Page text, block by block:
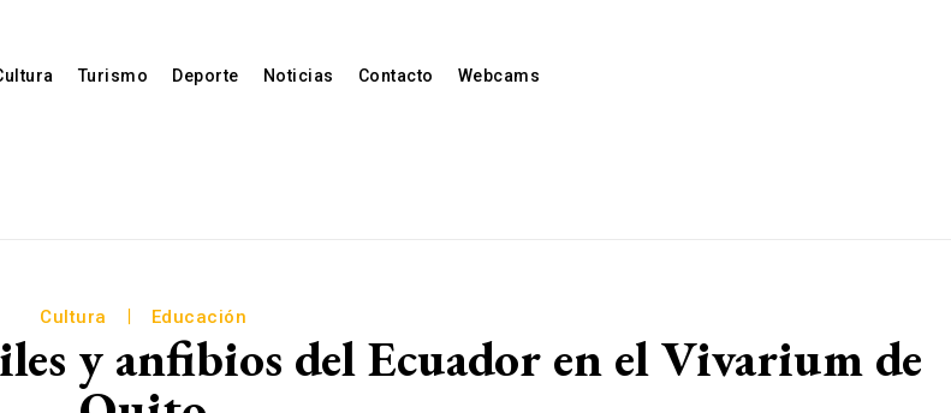
Turismo Deporte Noticias Contacto Webcams
Cultura Educación
y anfibios del Ecuador en el Vivarium de